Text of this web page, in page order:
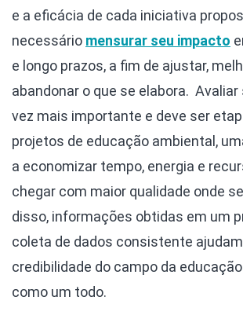
e a eficácia de cada iniciativa
necessário mensurar seu impacto
e longo prazos, a fim de ajustar,
abandonar o que se elabora.
vez mais importante e deve ser
projetos de educação ambiental,
a economizar tempo, energia e
chegar com maior qualidade onde
disso, informações obtidas em um
coleta de dados consistente
credibilidade do campo da
como um todo.